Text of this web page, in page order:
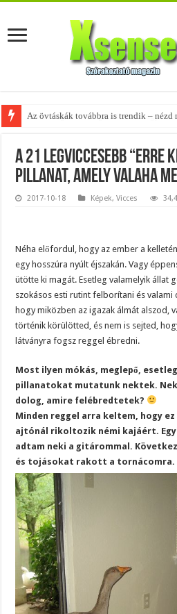
Az övtáskák továbbra is trendik –
A tökéletes táskák férfiaknak – fedezd
A 21 legviccesebb “erre
pillanat, amely valaha
2017-10-18 Képek,Vicces
Néha előfordul, hogy az ember a
egy hosszúra nyúlt éjszakán. Vagy
ütötte ki magát. Esetleg valamelyik állat
szokásos esti rutint felborítani és valami
hogy miközben az igazak álmát alszod,
történik körülötted, és nem is sejted,
látványra fogsz reggel ébredni.
Most ilyen mókás, meglepő,
pillanatokat mutatunk nektek.
dolog, amire felébredtetek?
Minden reggel arra keltem, hogy
ajtónál rikoltozik némi kajáért.
adtam neki a gitárommal.
és tojásokat rakott a tornácomra.